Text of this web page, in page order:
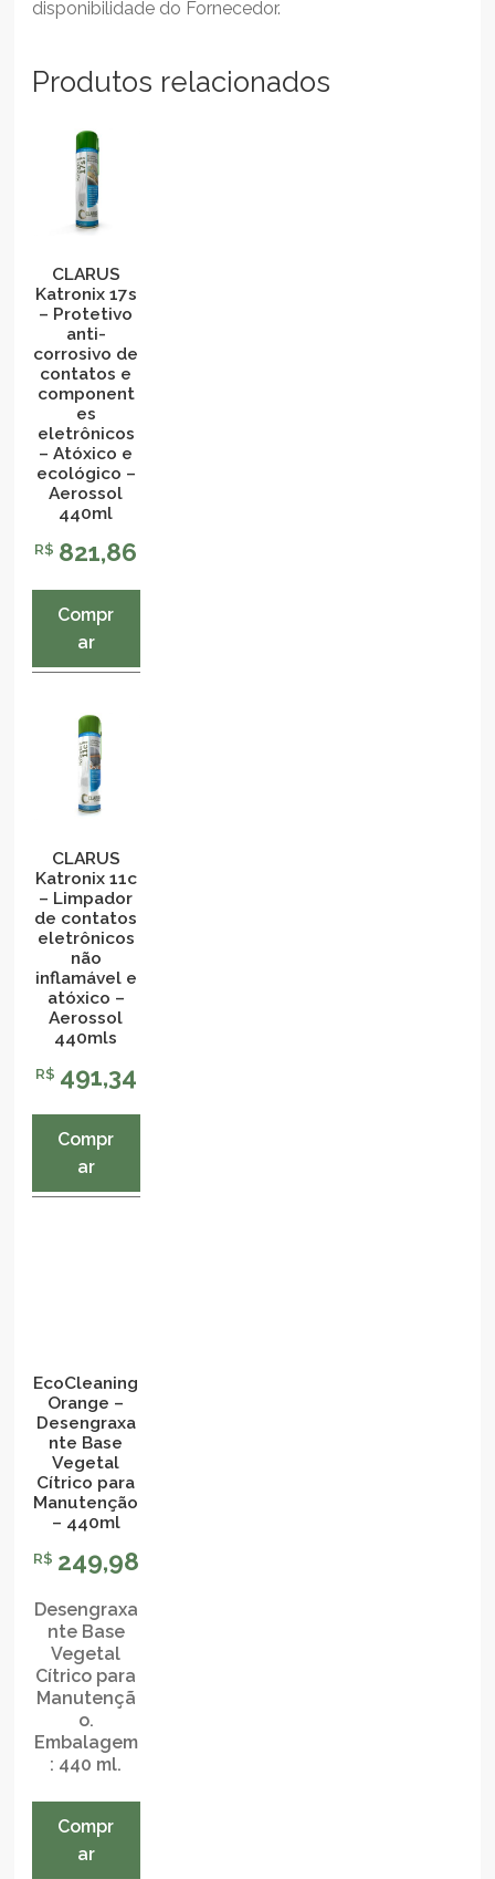
disponibilidade do Fornecedor.
Produtos relacionados
CLARUS
Katronix 17s
– Protetivo
anti-
corrosivo de
contatos e
component
es
eletrônicos
– Atóxico e
ecológico –
Aerossol
440ml
R$ 821,86
Compr
ar
CLARUS
Katronix 11c
– Limpador
de contatos
eletrônicos
não
inflamável e
atóxico –
Aerossol
440mls
R$ 491,34
Compr
ar
EcoCleaning
Orange –
Desengraxa
nte Base
Vegetal
Cítrico para
Manutenção
– 440ml
R$ 249,98
Desengraxa
nte Base
Vegetal
Cítrico para
Manutençã
o.
Embalagem
: 440 ml.
Compr
ar